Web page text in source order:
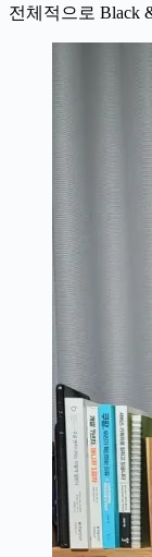
전체적으로 Black